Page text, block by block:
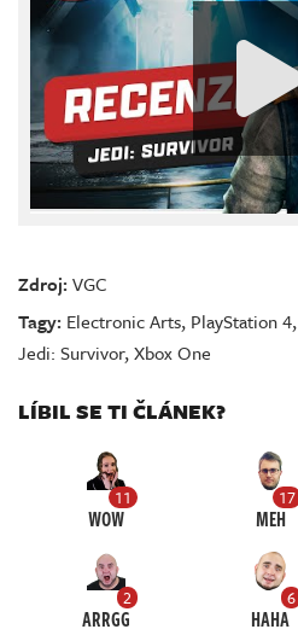
Zdroj:VGC
Tagy: Electronic Arts, PlayStation 4,
Jedi: Survivor,Xbox One
LÍBIL SE TI ČLÁNEK?
11
WOW
17
MEH
2
ARRGG
6
HAHA